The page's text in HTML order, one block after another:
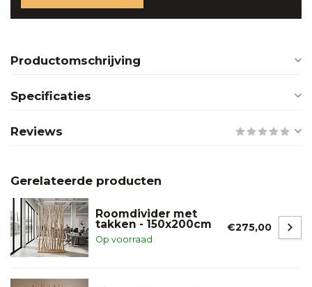
Productomschrijving
Specificaties
Reviews
Gerelateerde producten
Roomdivider met
takken - 150x200cm
Op voorraad
€275,00